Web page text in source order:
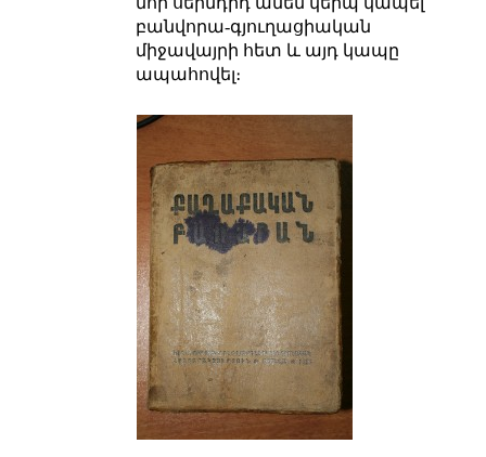
բանվորա-գյուղացիական
միջավայրի հետ և այդ կապը
ապահովել։